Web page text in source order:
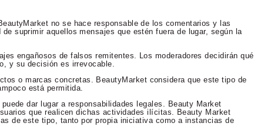
no se hace responsable de los comentarios y las
suprimir aquellos mensajes que estén fuera de lugar, según la
engañosos de falsos remitentes. Los moderadores decidirán qué
y su decisión es irrevocable.
o marcas concretas. BeautyMarket considera que este tipo de
está permitida.
dar lugar a responsabilidades legales. Beauty Market
que realicen dichas actividades ilícitas. Beauty Market
de este tipo, tanto por propia iniciativa como a instancias de